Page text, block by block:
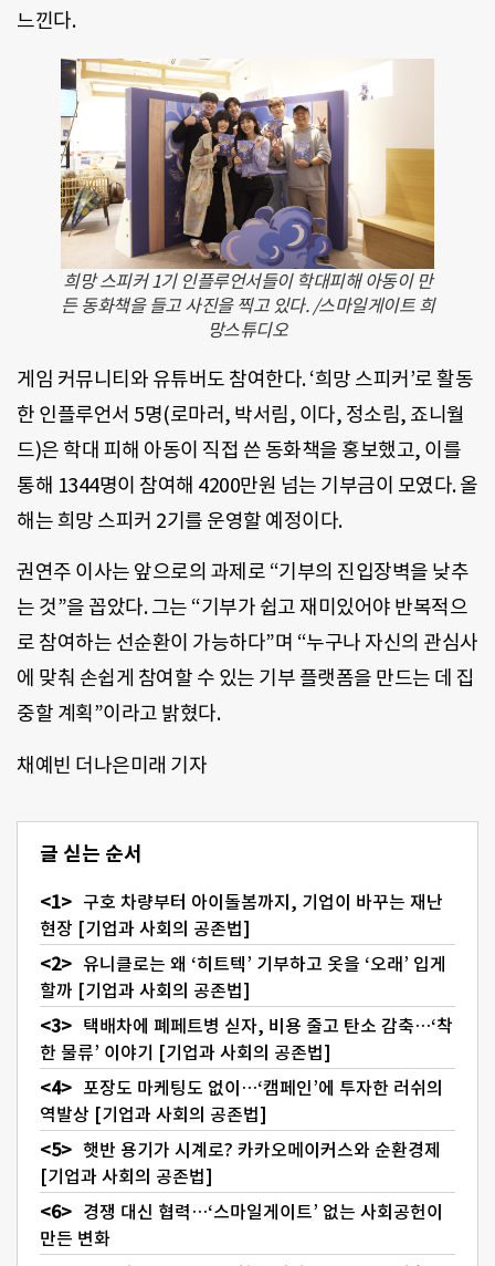
느낀다.
희망 스피커 1기 인플루언서들이 학대피해 아동이 만
든 동화책을 들고 사진을 찍고 있다. /스마일게이트 희
망스튜디오
게임 커뮤니티와 유튜버도 참여한다. ‘희망 스피커’로 활동
한 인플루언서 5명(로마러, 박서림, 이다, 정소림, 죠니월
드)은 학대 피해 아동이 직접 쓴 동화책을 홍보했고, 이를
통해 1344명이 참여해 4200만원 넘는 기부금이 모였다. 올
해는 희망 스피커 2기를 운영할 예정이다.
권연주 이사는 앞으로의 과제로 “기부의 진입장벽을 낮추
는 것”을 꼽았다. 그는 “기부가 쉽고 재미있어야 반복적으
로 참여하는 선순환이 가능하다”며 “누구나 자신의 관심사
에 맞춰 손쉽게 참여할 수 있는 기부 플랫폼을 만드는 데 집
중할 계획”이라고 밝혔다.
채예빈 더나은미래 기자
글 싣는 순서
구호 차량부터 아이돌봄까지, 기업이 바꾸는 재난
현장 [기업과 사회의 공존법]
유니클로는 왜 ‘히트텍’ 기부하고 옷을 ‘오래’ 입게
할까 [기업과 사회의 공존법]
택배차에 폐페트병 싣자, 비용 줄고 탄소 감축…‘착
한 물류’ 이야기 [기업과 사회의 공존법]
포장도 마케팅도 없이…‘캠페인’에 투자한 러쉬의
역발상 [기업과 사회의 공존법]
햇반 용기가 시계로? 카카오메이커스와 순환경제
[기업과 사회의 공존법]
경쟁 대신 협력…‘스마일게이트’ 없는 사회공헌이
만든 변화